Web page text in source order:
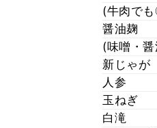
(牛肉で
醤油麹
(味噌・
新じゃが
人参
玉ねぎ
白滝